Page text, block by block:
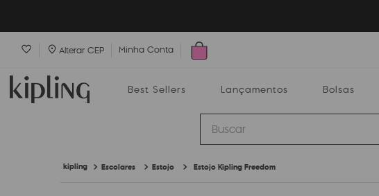
Alterar CEP Minha Conta
Best Sellers Lançamentos Bolsas
Buscar
Escolares Estojo Estojo Kipling Freedom